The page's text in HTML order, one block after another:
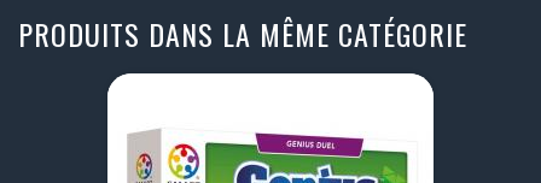
PRODUITS DANS LA MÊME CATÉGORIE